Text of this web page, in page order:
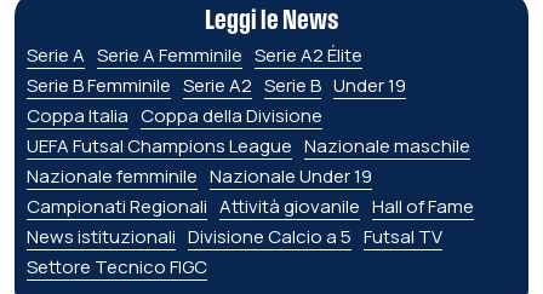
Leggi le News
Serie A Serie A Femminile Serie A2 Élite
Serie B Femminile Serie A2 Serie B Under 19
Coppa Italia Coppa della Divisione
UEFA Futsal Champions League Nazionale maschile
Nazionale femminile Nazionale Under 19
Campionati Regionali Attività giovanile Hall of Fame
News istituzionali Divisione Calcio a 5 Futsal TV
Settore Tecnico FIGC